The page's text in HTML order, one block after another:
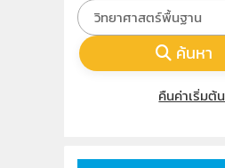
วิทยาศาสตร์พื้นฐาน
ค้นหา
คืนค่าเริ่มต้น